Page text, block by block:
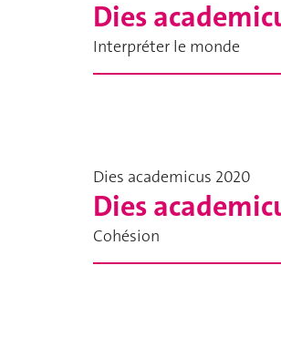
Dies
Interpréter le monde
Dies academicus 2020
Dies
Cohésion